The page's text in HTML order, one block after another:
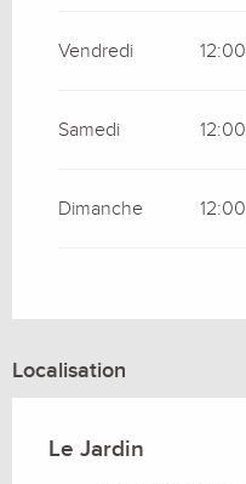
Vendredi
Samedi
Dimanche
Localisation
Le Jardin